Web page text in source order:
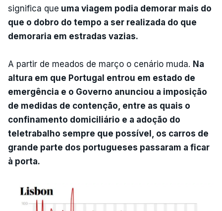
significa que uma viagem podia demorar mais do
que o dobro do tempo a ser realizada do que
demoraria em estradas vazias.
A partir de meados de março o cenário muda. Na
altura em que Portugal entrou em estado de
emergência e o Governo anunciou a imposição
de medidas de contenção, entre as quais o
confinamento domiciliário e a adoção do
teletrabalho sempre que possível, os carros de
grande parte dos portugueses passaram a ficar
à porta.